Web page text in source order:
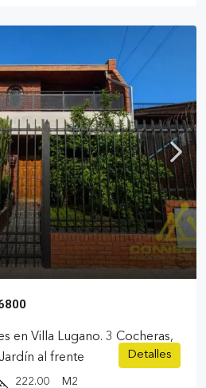
en Villa Lugano. 3 Cocheras,
al frente
222.00 M2
Detalles